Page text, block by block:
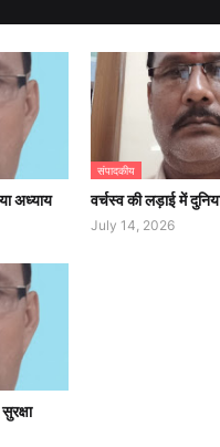
अध्याय
संपादकीय
वर्चस्व की लड़ाई में
July 14, 2026